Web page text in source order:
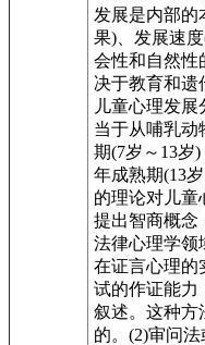
发展是内部的
果)、发展速
会性和自然性
决于教育和遗
儿童心理发
当于从哺乳动
期(7岁～13岁
年成熟期(13
的理论对儿童
提出智商概念
法律心理学领
在证言心理的
试的作证能力
叙述。这种方
的。(2)审问